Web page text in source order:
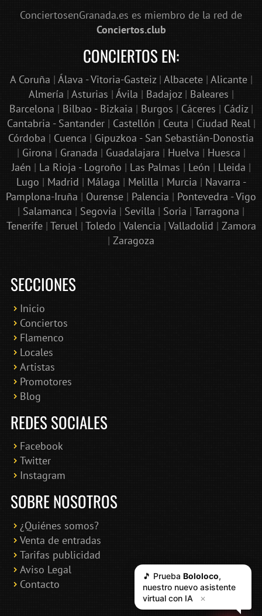
ConciertosenGranada.es es miembro de la red de
Conciertos.club
CONCIERTOS EN:
A Coruña | Álava - Vitoria-Gasteiz| Albacete| Alicante|
Almería | Asturias | Ávila | Badajoz| Baleares |
Barcelona | Bilbao - Bizkaia | Burgos | Cáceres | Cádiz|
Cantabria - Santander| Castellón | Ceuta | Ciudad Real|
Córdoba | Cuenca | Gipuzkoa - San Sebastián-Donostia
| Girona | Granada | Guadalajara | Huelva | Huesca |
Jaén | La Rioja - Logroño | Las Palmas | León | Lleida |
Lugo | Madrid | Málaga | Melilla | Murcia | Navarra -
Pamplona-Iruña | Ourense | Palencia | Pontevedra - Vigo
| Salamanca | Segovia | Sevilla | Soria | Tarragona |
Tenerife| Teruel| Toledo | Valencia | Valladolid | Zamora
| Zaragoza
SECCIONES
Inicio
Conciertos
Flamenco
Locales
Artistas
Promotores
Blog
REDES SOCIALES
Facebook
Twitter
Instagram
SOBRE NOSOTROS
¿Quiénes somos?
Venta de entradas
Tarifas publicidad
Aviso Legal
Contacto
🎵 Prueba Bololoco,
nuestro nuevo asistente
virtual con IA
✕